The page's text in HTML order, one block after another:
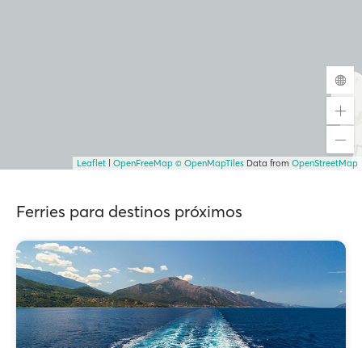
Leaflet OpenFreeMap © OpenMapTiles Data from OpenStreetMap
Ferries para destinos próximos